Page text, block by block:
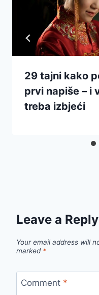
29 tajni kako
prvi napiše – i
treba izbjeći
Leave a Reply
Your email address will
marked *
Comment *